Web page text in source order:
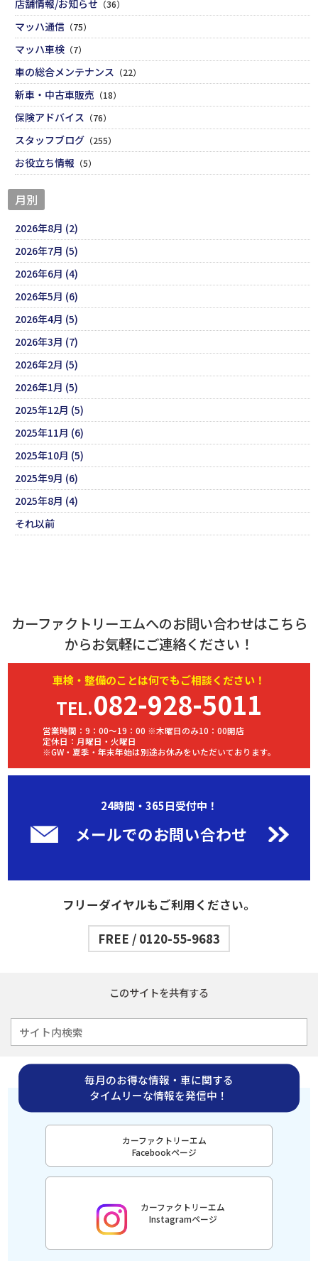
店舗情報/お知らせ （36）
マッハ通信 （75）
マッハ車検 （7）
車の総合メンテナンス （22）
新車・中古車販売 （18）
保険アドバイス （76）
スタッフブログ （255）
お役立ち情報 （5）
月別
2026年8月 (2)
2026年7月 (5)
2026年6月 (4)
2026年5月 (6)
2026年4月 (5)
2026年3月 (7)
2026年2月 (5)
2026年1月 (5)
2025年12月 (5)
2025年11月 (6)
2025年10月 (5)
2025年9月 (6)
2025年8月 (4)
それ以前
カーファクトリーエムへのお問い合わせはこちら
からお気軽にご連絡ください！
車検・ 整備のことは何でもご相談ください！
TEL.082-928-5011
営業時間：9：00～19：00 ※木曜日のみ10：00開店
定休日：月曜日・火曜日
※GW・夏季・年末年始は別途お休みをいただいております。
24時間・365日受付中！
メールでのお問い合わせ
フリーダイヤルもご利用ください。
FREE / 0120-55-9683
このサイトを共有する
毎月のお得な情報・車に関する
タイムリーな情報を発信中！
カーファクトリーエム
Facebookページ
カーファクトリーエム
Instagramページ